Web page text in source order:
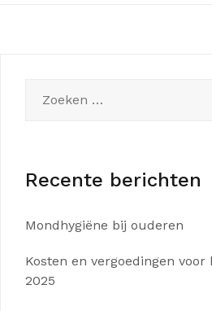
naar:
Recente berichten
Mondhygiëne bij ouderen
Kosten en vergoedingen
2025